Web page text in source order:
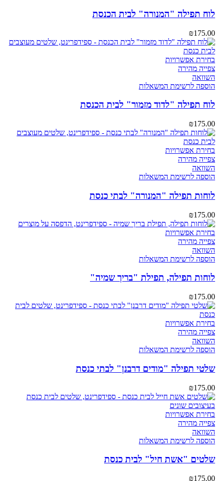
לוח תפילה "המנורה" לבית הכנסת
₪175.00
בחירת אפשרויות
צפייה מהירה
השוואה
הוספה לרשימת המשאלות
לוח תפילה "לדוד מזמור" לבית הכנסת
₪175.00
בחירת אפשרויות
צפייה מהירה
השוואה
הוספה לרשימת המשאלות
לוחות תפילה "המנורה" לבתי כנסת
₪175.00
בחירת אפשרויות
צפייה מהירה
השוואה
הוספה לרשימת המשאלות
לוחות תפילה, תפילת "בריך שמיה"
₪175.00
בחירת אפשרויות
צפייה מהירה
השוואה
הוספה לרשימת המשאלות
שלטי תפילה "מודים דרבנן" לבתי כנסת
₪175.00
בחירת אפשרויות
צפייה מהירה
השוואה
הוספה לרשימת המשאלות
שלטים "אשת חיל" לבית כנסת
₪175.00